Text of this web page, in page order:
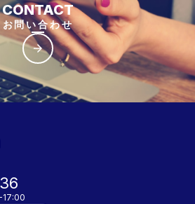
CONTACT
お問い合わせ
arrow_forward
17:00